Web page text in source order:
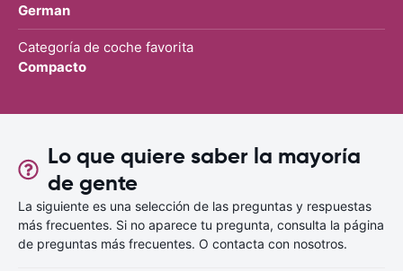
German
Categoría de coche favorita
Compacto
Lo que quiere saber la mayoría
de gente
La siguiente es una selección de las preguntas y respuestas
más frecuentes. Si no aparece tu pregunta, consulta la página
de preguntas más frecuentes. O contacta con nosotros.